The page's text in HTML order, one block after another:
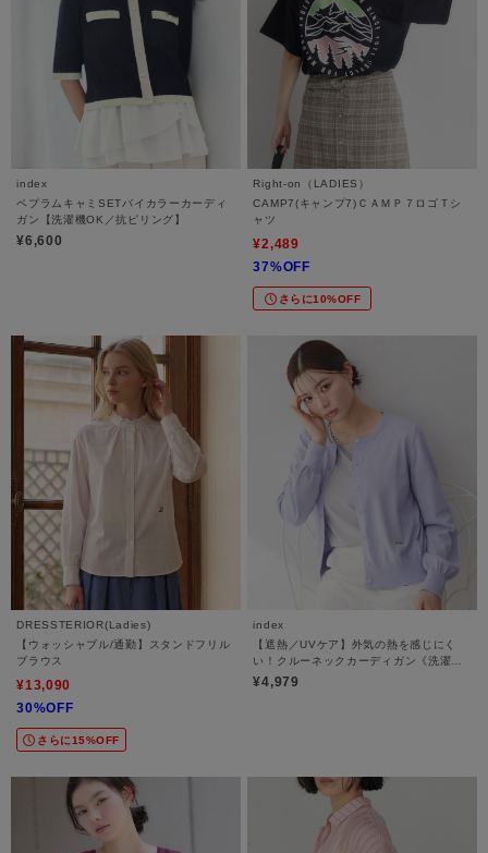
index
ペプラムキャミSETバイカラーカーディ
ガン【洗濯機OK／抗ピリング】
¥6,600
Right-on（LADIES）
CAMP7(キャンプ7)ＣＡＭＰ７ロゴＴシ
ャツ
¥2,489
37%OFF
さらに10%OFF
DRESSTERIOR(Ladies)
【ウォッシャブル/通勤】スタンドフリル
ブラウス
¥13,090
30%OFF
さらに15%OFF
index
【遮熱／UVケア】外気の熱を感じにく
い！クルーネックカーディガン《洗濯機
OK／抗ピリング／6col》
¥4,979